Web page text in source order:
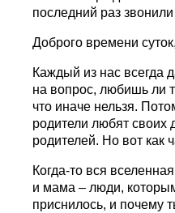
последний раз
Доброго времени
Каждый из нас всегда
на вопрос, любишь ли
что иначе нельзя.
родители любят своих
родителей. Но вот как
Когда-то вся
и мама – люди,
приснилось, и почему